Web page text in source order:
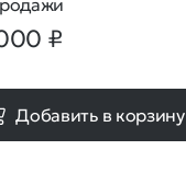
₽
Добавить в корзину